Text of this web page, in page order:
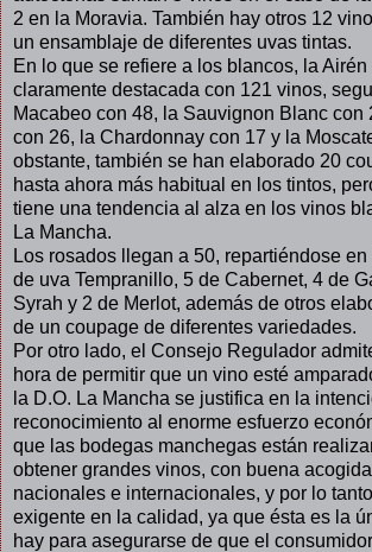
2 en la Moravia. También hay otros 12
un ensamblaje de diferentes uvas tintas.
En lo que se refiere a los blancos, la
claramente destacada con 121 vinos,
Macabeo con 48, la Sauvignon Blanc con
con 26, la Chardonnay con 17 y la
obstante, también se han elaborado 20
hasta ahora más habitual en los tintos,
tiene una tendencia al alza en los vinos
La Mancha.
Los rosados llegan a 50, repartiéndose
de uva Tempranillo, 5 de Cabernet, 4 de
Syrah y 2 de Merlot, además de otros
de un coupage de diferentes variedades.
Por otro lado, el Consejo Regulador
hora de permitir que un vino esté
la D.O. La Mancha se justifica en la
reconocimiento al enorme esfuerzo
que las bodegas manchegas están
obtener grandes vinos, con buena
nacionales e internacionales, y por lo
exigente en la calidad, ya que ésta es la
hay para asegurarse de que el